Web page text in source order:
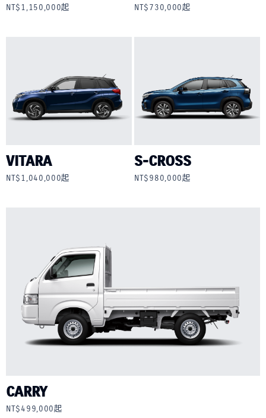
NT$1,150,000起 NT$730,000起
VITARA
NT$1,040,000起
S-CROSS
NT$980,000起
CARRY
NT$499,000起